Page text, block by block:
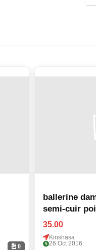
0
ballerine
semi-cuir poi
35.00
Kinshasa
26 Oct 2016